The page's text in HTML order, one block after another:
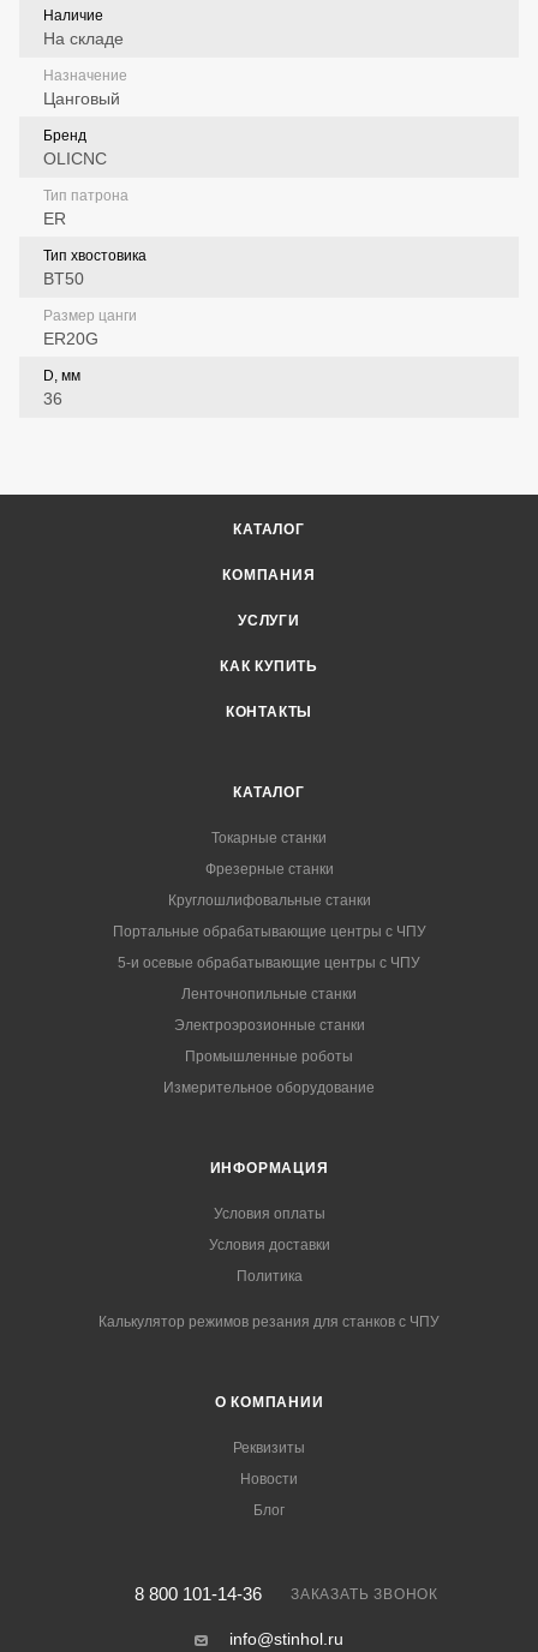
Наличие
На складе
Назначение
Цанговый
Бренд
OLICNC
Тип патрона
ER
Тип хвостовика
BT50
Размер цанги
ER20G
D, мм
36
КАТАЛОГ
КОМПАНИЯ
УСЛУГИ
КАК КУПИТЬ
КОНТАКТЫ
КАТАЛОГ
Токарные станки
Фрезерные станки
Круглошлифовальные станки
Портальные обрабатывающие центры с ЧПУ
5-и осевые обрабатывающие центры с ЧПУ
Ленточнопильные станки
Электроэрозионные станки
Промышленные роботы
Измерительное оборудование
ИНФОРМАЦИЯ
Условия оплаты
Условия доставки
Политика
Калькулятор режимов резания для станков с ЧПУ
О КОМПАНИИ
Реквизиты
Новости
Блог
8 800 101-14-36 ЗАКАЗАТЬ ЗВОНОК
info@stinhol.ru